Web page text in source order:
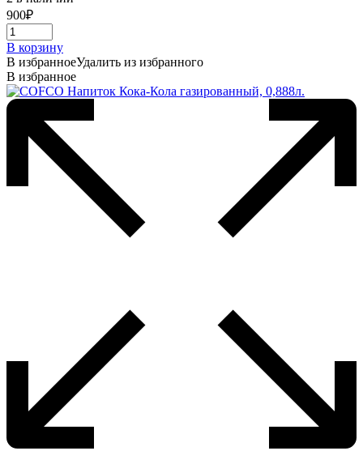
900₽
В корзину
В избранноеУдалить из избранного
В избранное